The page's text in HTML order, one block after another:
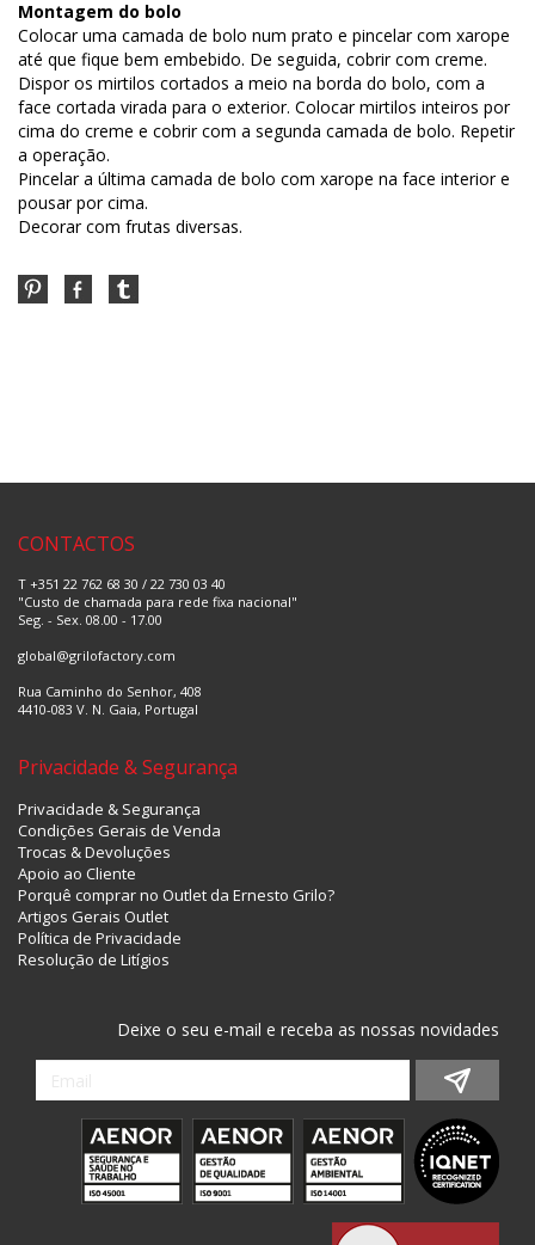
Montagem do bolo
Colocar uma camada de bolo num prato e pincelar com xarope
até que fique bem embebido. De seguida, cobrir com creme.
Dispor os mirtilos cortados a meio na borda do bolo, com a
face cortada virada para o exterior. Colocar mirtilos inteiros por
cima do creme e cobrir com a segunda camada de bolo. Repetir
a operação.
Pincelar a última camada de bolo com xarope na face interior e
pousar por cima.
Decorar com frutas diversas.
CONTACTOS
T +351 22 762 68 30 / 22 730 03 40
"Custo de chamada para rede fixa nacional"
Seg. - Sex. 08.00 - 17.00
global@grilofactory.com
Rua Caminho do Senhor, 408
4410-083 V. N. Gaia, Portugal
Privacidade & Segurança
Privacidade & Segurança
Condições Gerais de Venda
Trocas & Devoluções
Apoio ao Cliente
Porquê comprar no Outlet da Ernesto Grilo?
Artigos Gerais Outlet
Política de Privacidade
Resolução de Litígios
Deixe o seu e-mail e receba as nossas novidades